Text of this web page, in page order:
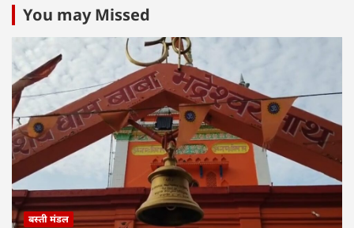
s
A
p
p
e
b
o
o
k
er e
dI
n
You may Missed
बस्ती मंडल